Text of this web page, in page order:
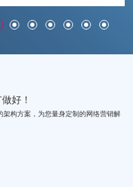
好！
构方案，为您量身定制的网络营销解